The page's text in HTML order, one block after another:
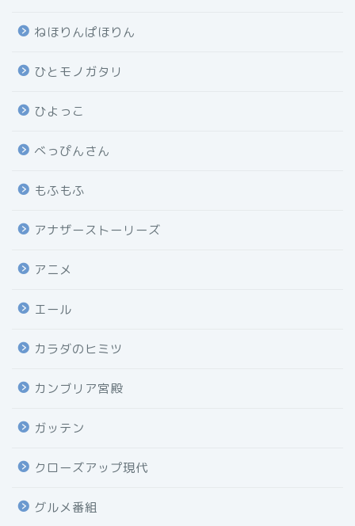
ねほりんぱほりん
ひとモノガタリ
ひよっこ
べっぴんさん
もふもふ
アナザーストーリーズ
アニメ
エール
カラダのヒミツ
カンブリア宮殿
ガッテン
クローズアップ現代
グルメ番組